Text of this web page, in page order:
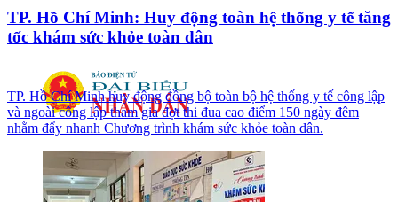
TP. Hồ Chí Minh: Huy động toàn hệ thống y tế tăng
tốc khám sức khỏe toàn dân
TP. Hồ Chí Minh huy động đồng bộ toàn bộ hệ thống y tế công lập
và ngoài công lập tham gia đợt thi đua cao điểm 150 ngày đêm
nhằm đẩy nhanh Chương trình khám sức khỏe toàn dân.